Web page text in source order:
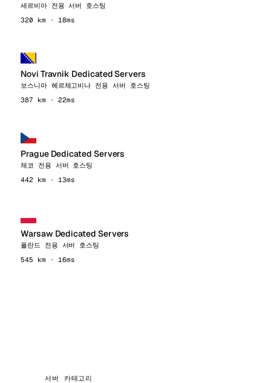
세르비아 전용 서버 호스팅
320 km · 18ms
Novi Travnik Dedicated Servers
보스니아 헤르체고비나 전용 서버 호스팅
387 km · 22ms
Prague Dedicated Servers
체코 전용 서버 호스팅
442 km · 13ms
Warsaw Dedicated Servers
폴란드 전용 서버 호스팅
545 km · 16ms
서버 카테고리